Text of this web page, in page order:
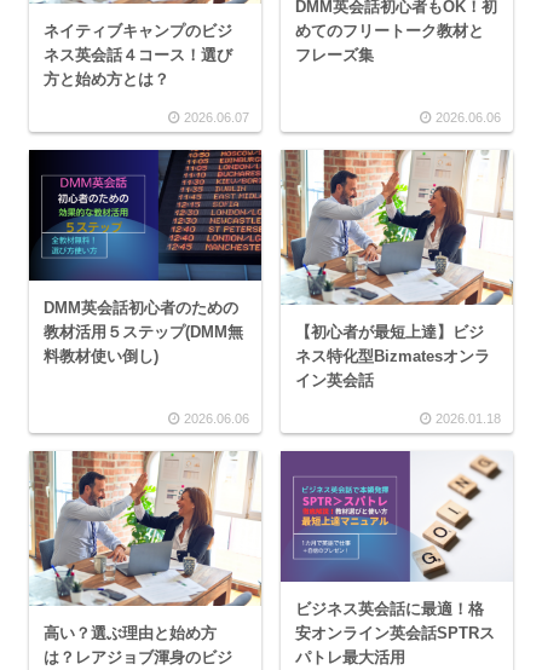
ネイティブキャンプのビジ
ネス英会話４コース！選び
方と始め方とは？
2026.06.07
DMM英会話初心者もOK！初
めてのフリートーク教材と
フレーズ集
2026.06.06
DMM英会話初心者のための
教材活用５ステップ(DMM無
料教材使い倒し)
2026.06.06
【初心者が最短上達】ビジ
ネス特化型Bizmatesオンラ
イン英会話
2026.01.18
高い？選ぶ理由と始め方
は？レアジョブ渾身のビジ
ビジネス英会話に最適！格
安オンライン英会話SPTRス
パトレ最大活用